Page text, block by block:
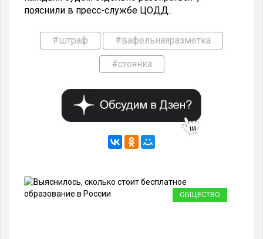
пояснили в пресс-службе ЦОДД.
#штраф #вафельнаяразметка
#стоянка
ОБЩЕСТВО